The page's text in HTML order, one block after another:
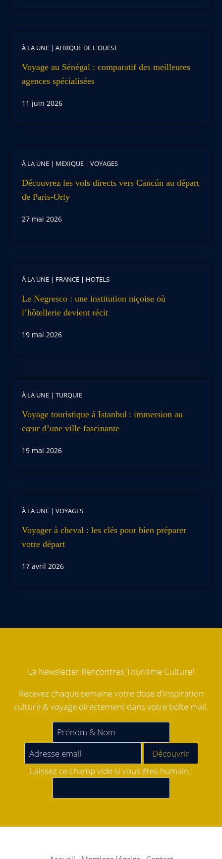
À LA UNE | AFRIQUE DE L'OUEST
Voyage au Sénégal : comparatif des meilleures
agences spécialisées
11 juin 2026
À LA UNE | MEXIQUE | VOYAGES
Découvrez les vols directs vers Cancún au départ
de Paris-Orly
27 mai 2026
À LA UNE | FRANCE | HOTELS
Le Negresco : une institution niçoise où
l’hôtellerie devient récit
19 mai 2026
À LA UNE | TURQUIE
Voyage touristique à Istanbul : immersion au
cœur d’une ville fascinante
19 mai 2026
À LA UNE | VOYAGES
Voyager à cheval : les clés pour bien préparer
votre départ
17 avril 2026
La Newsletter Rencontres Tourisme Culturel
Recevez chaque semaine votre dose d'inspiration
culture & voyage directement dans votre boîte mail.
Laissez ce champ vide si vous êtes humain :